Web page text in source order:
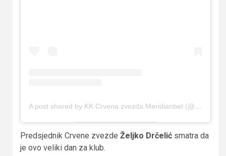
A post shared by KK Crvena zvezda Meridianbet (@crvenazvezdakk)
Predsjednik Crvene zvezde Željko Drčelić smatra da
je ovo veliki dan za klub.